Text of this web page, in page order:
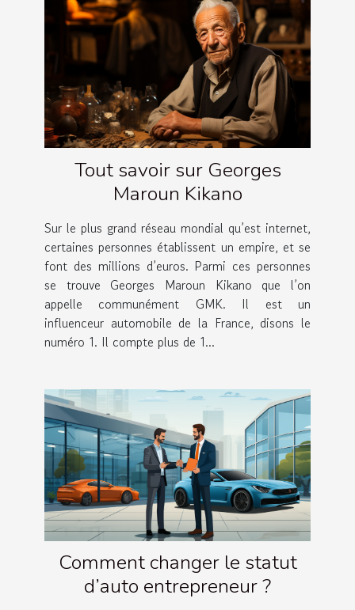
Tout savoir sur Georges
Maroun Kikano
Sur le plus grand réseau mondial qu’est internet,
certaines personnes établissent un empire, et se
font des millions d’euros. Parmi ces personnes
se trouve Georges Maroun Kikano que l’on
appelle communément GMK. Il est un
influenceur automobile de la France, disons le
numéro 1. Il compte plus de 1...
Comment changer le statut
d’auto entrepreneur ?